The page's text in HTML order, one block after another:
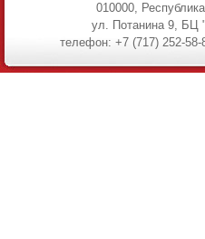
010000,
ул. Потанина 9, БЦ
телефон: +7 (717) 252-